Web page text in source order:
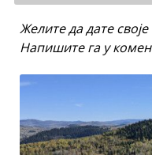
Желите да дате
Напишите га у